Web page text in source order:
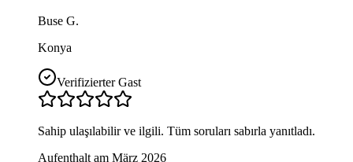
Buse G.
Konya
Verifizierter Gast
Sahip ulaşılabilir ve ilgili. Tüm soruları sabırla yanıtladı.
Aufenthalt am März 2026